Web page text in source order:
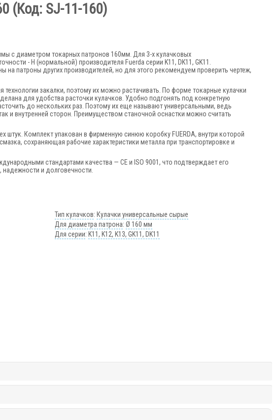
(Код: SJ-11-160)
с диаметром токарных патронов 160мм. Для 3-х кулачковых
- Н (нормальной) производителя Fuerda серии K11, DK11, GK11.
на патроны других производителей, но для этого рекомендуем проверить чертеж,
закалки, поэтому их можно растачивать. По форме токарные кулачки
для удобства расточки кулачков. Удобно подгонять под конкретную
до нескольких раз. Поэтому их еще называют универсальными, ведь
и внутренней сторон. Преимуществом станочной оснастки можно считать
штук. Комплект упакован в фирменную синюю коробку FUERDA, внутри которой
сохраняющая рабочие характеристики металла при транспортировке и
стандартами качества — CE и ISO 9001, что подтверждает его
надежности и долговечности.
Тип кулачков:Кулачки универсальные сырые
Для диаметра патрона:Ø 160 мм
Для серии:K11, K12, K13, GK11, DK11